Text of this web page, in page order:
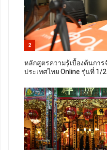
2
หลักสูตรความรู้เบื้องต้นกา
ประเทศไทย Online รุ่นที่ 1/